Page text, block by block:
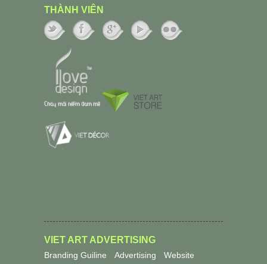
THÀNH VIÊN
VIET ART ADVERTISING
Branding Guiline Advertising Website